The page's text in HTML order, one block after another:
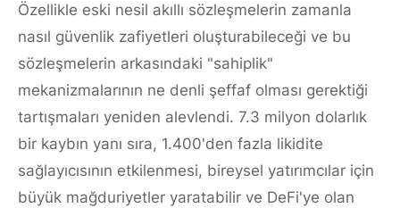
Özellikle eski nesil akıllı sözleşmelerin zamanla
nasıl güvenlik zafiyetleri oluşturabileceği ve bu
sözleşmelerin arkasındaki "sahiplik"
mekanizmalarının ne denli şeffaf olması gerektiği
tartışmaları yeniden alevlendi. 7.3 milyon dolarlık
bir kaybın yanı sıra, 1.400'den fazla likidite
sağlayıcısının etkilenmesi, bireysel yatırımcılar için
büyük mağduriyetler yaratabilir ve DeFi'ye olan